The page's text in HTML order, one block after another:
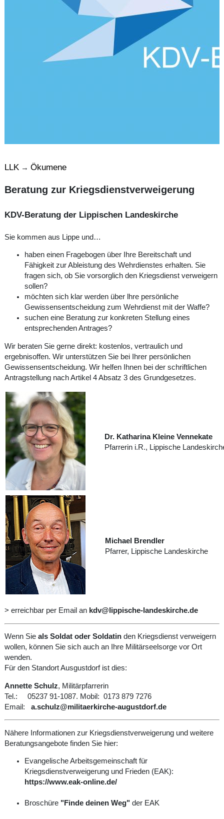
LLK → Ökumene
Beratung zur Kriegsdienstverweigerung
KDV-Beratung der Lippischen Landeskirche
Sie kommen aus Lippe und…
haben einen Fragebogen über Ihre Bereitschaft und
Fähigkeit zur Ableistung des Wehrdienstes erhalten. Sie
fragen sich, ob Sie vorsorglich den Kriegsdienst verweigern
sollen?
möchten sich klar werden über lhre persönliche
Gewissensentscheidung zum Wehrdienst mit der Waffe?
suchen eine Beratung zur konkreten Stellung eines
entsprechenden Antrages?
Wir beraten Sie gerne direkt: kostenlos, vertraulich und
ergebnisoffen. Wir unterstützen Sie bei Ihrer persönlichen
Gewissensentscheidung. Wir helfen Ihnen bei der schriftlichen
Antragstellung nach Artikel 4 Absatz 3 des Grundgesetzes.
Dr. Katharina Kleine Vennekate
Pfarrerin i.R., Lippische
Michael Brendler
Pfarrer, Lippische
> erreichbar per Email an kdv@lippische-landeskirche.de
Wenn Sie als Soldat oder Soldatin den Kriegsdienst verweigern
wollen, können Sie sich auch an Ihre Militärseelsorge vor Ort
wenden.
Für den Standort Ausgustdorf ist dies:
Annette Schulz, Militärpfarrerin
Tel.: 05237 91-1087. Mobil: 0173 879 7276
Email: a.schulz@militaerkirche-augustdorf.de
Nähere Informationen zur Kriegsdienstverweigerung und weitere
Beratungsangebote finden Sie hier:
Evangelische Arbeitsgemeinschaft für
Kriegsdienstverweigerung und Frieden (EAK):
https://www.eak-online.de/
Broschüre "Finde deinen Weg" der EAK